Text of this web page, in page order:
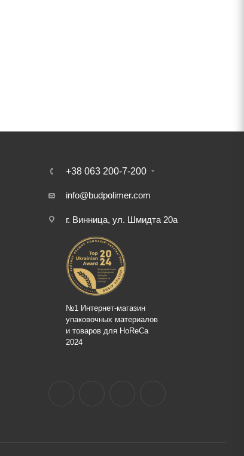
+38 063 200-7-200
info@budpolimer.com
г. Винница, ул. Шмидта 20а
№1 Интернет-магазин
упаковочных материалов
и товаров для HoReCa
2024